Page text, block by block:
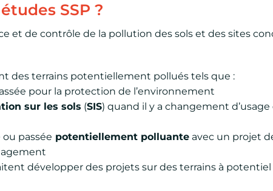
SSP ?
et de contrôle de la pollution des sols et des sites
des terrains potentiellement pollués tels que :
pour la protection de l’environnement
sur les sols (SIS) quand il y a changement d’usage
passée potentiellement polluante avec un projet
développer des projets sur des terrains à potentiel